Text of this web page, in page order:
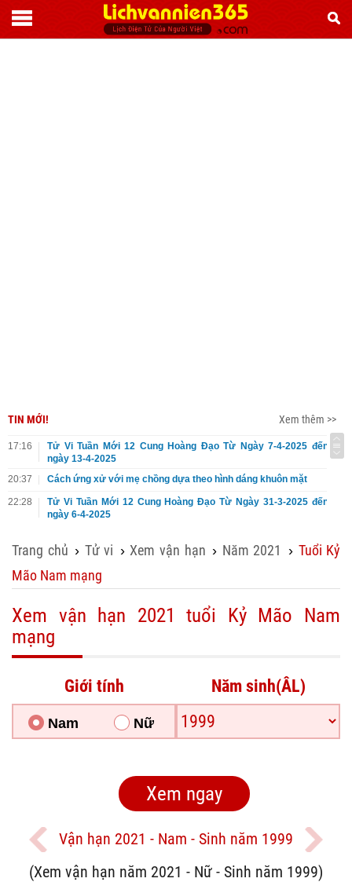
TIN MỚI! Xem thêm >>
17:16
Tử Vi Tuần Mới 12 Cung Hoàng Đạo Từ Ngày 7-4-2025 đến
ngày 13-4-2025
20:37
Cách ứng xử với mẹ chồng dựa theo hình dáng khuôn mặt
22:28
Tử Vi Tuần Mới 12 Cung Hoàng Đạo Từ Ngày 31-3-2025 đến
ngày 6-4-2025
Trang chủ › Tử vi ›Xem vận hạn › Năm 2021 › Tuổi Kỷ
Mão Nam mạng
Xem vận hạn 2021 tuổi Kỷ Mão Nam
mạng
Giới tính
Nam Nữ
Năm sinh(ÂL)
Vận hạn 2021 - Nam - Sinh năm 1999
(Xem vận hạn năm 2021 - Nữ - Sinh năm 1999)